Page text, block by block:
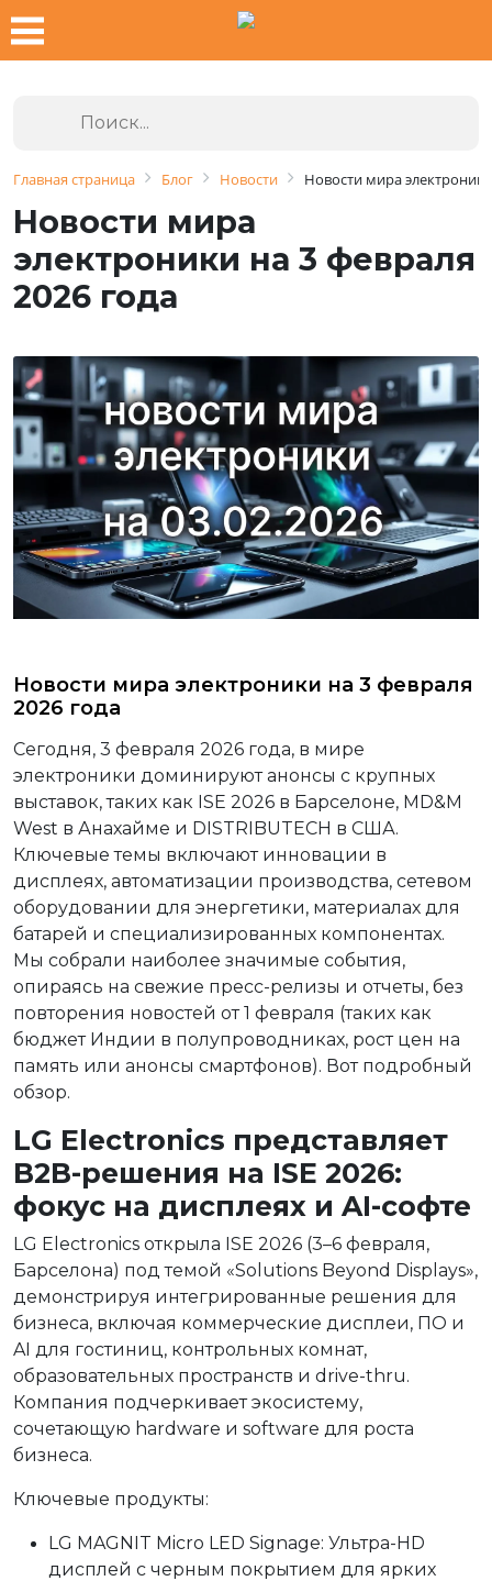
Главная страница Блог Новости Новости мира
Новости мира
электроники на 3 февраля
2026 года
Новости мира электроники на 3 февраля
2026 года
Сегодня, 3 февраля 2026 года, в мире
электроники доминируют анонсы с крупных
выставок, таких как ISE 2026 в Барселоне, MD&M
West в Анахайме и DISTRIBUTECH в США.
Ключевые темы включают инновации в
дисплеях, автоматизации производства, сетевом
оборудовании для энергетики, материалах для
батарей и специализированных компонентах.
Мы собрали наиболее значимые события,
опираясь на свежие пресс-релизы и отчеты, без
повторения новостей от 1 февраля (таких как
бюджет Индии в полупроводниках, рост цен на
память или анонсы смартфонов). Вот подробный
обзор.
LG Electronics представляет
B2B-решения на ISE 2026:
фокус на дисплеях и AI-софте
LG Electronics открыла ISE 2026 (3–6 февраля,
Барселона) под темой «Solutions Beyond Displays»,
демонстрируя интегрированные решения для
бизнеса, включая коммерческие дисплеи, ПО и
AI для гостиниц, контрольных комнат,
образовательных пространств и drive-thru.
Компания подчеркивает экосистему,
сочетающую hardware и software для роста
бизнеса.
Ключевые продукты:
LG MAGNIT Micro LED Signage: Ультра-HD
дисплей с черным покрытием для ярких